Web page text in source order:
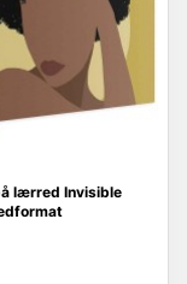
lærred Invisible